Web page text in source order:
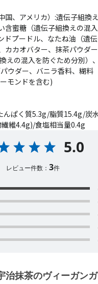
国、アメリカ）:遺伝子組換
含蜜糖（遺伝子組換えの混
ドプードル、なたね油（遺
カカオバター、抹茶パウダ
えの混入を防ぐため分別）
ウダー、バニラ香料、糊料
モンドを含む)
んぱく質5.3g/脂質15.4g/炭
維4.4g)/食塩相当量0.4g
5.0
レビュー件数：3件
治抹茶のヴィーガン